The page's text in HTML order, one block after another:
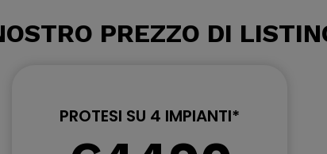
PREZZO DI
PROTESI SU 4 IMPIANTI*